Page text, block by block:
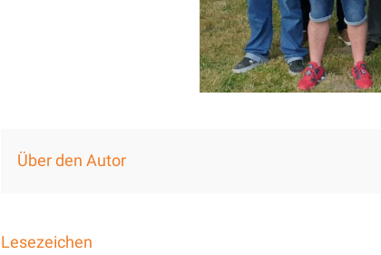
Über den Autor
Lesezeichen